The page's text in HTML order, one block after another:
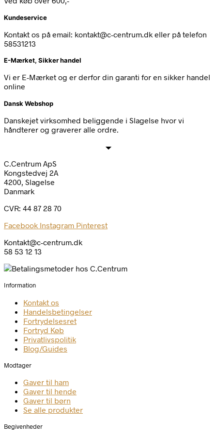
Kundeservice
Kontakt os på email: kontakt@c-centrum.dk eller på telefon
58531213
E-Mærket, Sikker handel
Vi er E-Mærket og er derfor din garanti for en sikker handel
online
Dansk Webshop
Danskejet virksomhed beliggende i Slagelse hvor vi
håndterer og graverer alle ordre.
C.Centrum ApS
Kongstedvej 2A
4200, Slagelse
Danmark
CVR: 44 87 28 70
Facebook Instagram Pinterest
Kontakt@c-centrum.dk
58 53 12 13
Information
Kontakt os
Handelsbetingelser
Fortrydelsesret
Fortryd Køb
Privatlivspolitik
Blog/Guides
Modtager
Gaver til ham
Gaver til hende
Gaver til børn
Se alle produkter
Begivenheder